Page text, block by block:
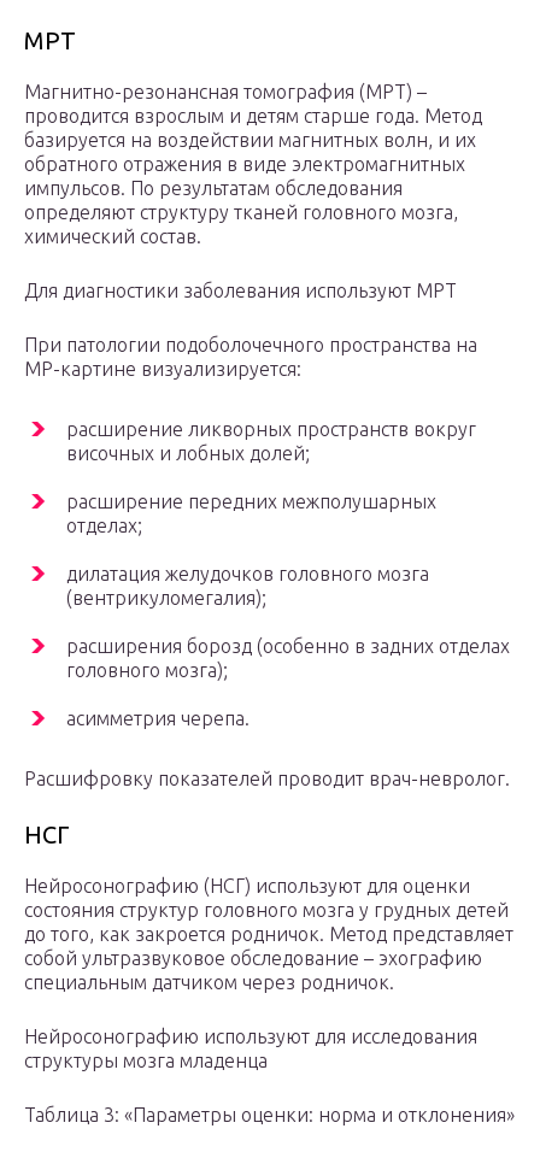
МРТ
Магнитно-резонансная томография (МРТ) –
проводится взрослым и детям старше года. Метод
базируется на воздействии магнитных волн, и их
обратного отражения в виде электромагнитных
импульсов. По результатам обследования
определяют структуру тканей головного мозга,
химический состав.
Для диагностики заболевания используют МРТ
При патологии подоболочечного пространства на
МР-картине визуализируется:
расширение ликворных пространств вокруг
височных и лобных долей;
расширение передних межполушарных
отделах;
дилатация желудочков головного мозга
(вентрикуломегалия);
расширения борозд (особенно в задних отделах
головного мозга);
асимметрия черепа.
Расшифровку показателей проводит врач-невролог.
НСГ
Нейросонографию (НСГ) используют для оценки
состояния структур головного мозга у грудных детей
до того, как закроется родничок. Метод представляет
собой ультразвуковое обследование – эхографию
специальным датчиком через родничок.
Нейросонографию используют для исследования
структуры мозга младенца
Таблица 3: «Параметры оценки: норма и отклонения»